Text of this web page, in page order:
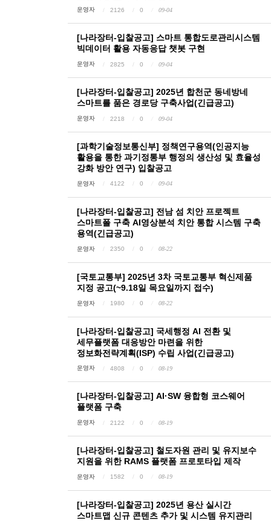
운영자 2126 0 09-04
[나라장터-입찰공고] 스마트 통합도로관리시스템
빅데이터 활용 자동응답 챗봇 구현
운영자 2825 0 09-04
[나라장터-입찰공고] 2025년 합천군 동네방네
스마트를 품은 경로당 구축사업(긴급공고)
운영자 2218 0 09-04
[과학기술정보통신부] 정책연구용역(인공지능
활용을 통한 과기정통부 행정의 생산성 및 효율성
강화 방안 연구) 입찰공고
운영자 4122 0 09-04
[나라장터-입찰공고] 전남 섬 치안 프로젝트
스마트폴 구축 AI영상분석 치안 통합 시스템 구축
용역(긴급공고)
운영자 2350 0 08-22
[국토교통부] 2025년 3차 국토교통부 혁신제품
지정 공고(~9.18일 목요일까지 접수)
운영자 1980 0 08-22
[나라장터-입찰공고] 국세행정 AI 전환 및
세무플랫폼 대응방안 마련을 위한
정보화전략계획(ISP) 수립 사업(긴급공고)
운영자 4808 0 08-19
[나라장터-입찰공고] AI·SW 융합형 코스웨어
플랫폼 구축
운영자 2122 0 08-19
[나라장터-입찰공고] 철도자원 관리 및 유지보수
지원을 위한 RAMS 플랫폼 프로토타입 제작
운영자 1582 0 08-19
[나라장터-입찰공고] 2025년 용산 실시간
스마트맵 신규 콘텐츠 추가 및 시스템 유지관리